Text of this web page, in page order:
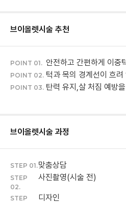
브이올렛시술 추천
POINT 01. 안전하고 간편하게 이중
POINT 02. 턱과 목의 경계선이 흐
POINT 03. 탄력 유지,살 처짐 예방
브이올렛시술 과정
STEP 01.맞춤상담
STEP
02.
사진촬영(시술 전)
STEP
디자인